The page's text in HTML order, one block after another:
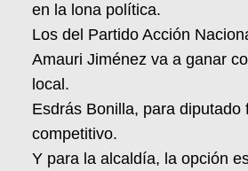
en la lona política.
Los del Partido Acción
Amauri Jiménez va a ganar
local.
Esdrás Bonilla, para diputado
competitivo.
Y para la alcaldía, la opción